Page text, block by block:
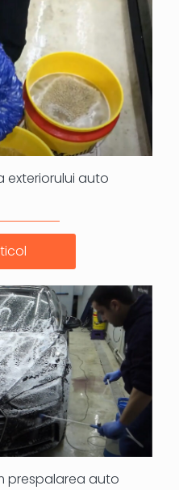
exteriorului auto
prespalarea auto